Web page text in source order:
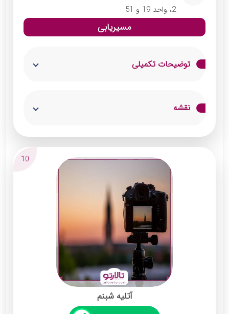
2، واحد 19 و 51
مسیریابی
توضیحات تکمیلی
بوده و تبحر ویژه ای در تهیه عکس و کلیپ دارند.
برخورد و محترم بوده و با رعایت اصول مشتری
مداری با مراجعه کنندگان خود ارتباط می گیرند. در
استودیو ژوان از دوربین های حرفه ای و با وضوح
بالا استفاده کرده و خروجی کارها بسیار خاص و
جذاب هستند.
نقشه
10
آتلیه شبنم